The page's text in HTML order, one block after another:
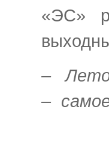
«ЭС»
–
–